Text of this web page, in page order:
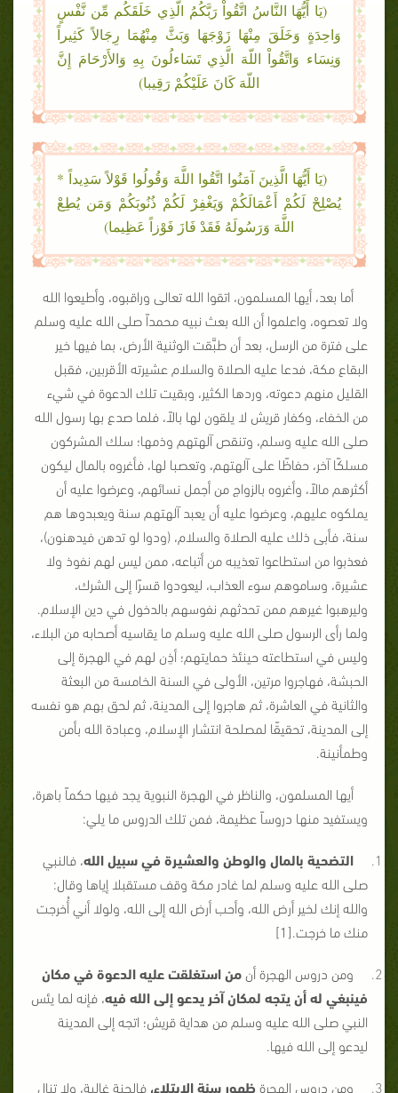
(يَا أَيُّهَا النَّاسُ اتَّقُواْ رَبَّكُمُ الَّذِي خَلَقَكُم مِّن نَّفْسٍ
وَاحِدَةٍ وَخَلَقَ مِنْهَا زَوْجَهَا وَبَثَّ مِنْهُمَا رِجَالاً كَثِيراً
وَنِسَاء وَاتَّقُواْ اللّهَ الَّذِي تَسَاءلُونَ بِهِ وَالأَرْحَامَ إِنَّ
اللّهَ كَانَ عَلَيْكُمْ رَقِيبا)
(يَا أَيُّهَا الَّذِينَ آمَنُوا اتَّقُوا اللَّهَ وَقُولُوا قَوْلاً سَدِيداً *
يُصْلِحْ لَكُمْ أَعْمَالَكُمْ وَيَغْفِرْ لَكُمْ ذُنُوبَكُمْ وَمَن يُطِعْ
اللَّهَ وَرَسُولَهُ فَقَدْ فَازَ فَوْزاً عَظِيما)
أما بعد، أيها المسلمون، اتقوا الله تعالى وراقبوه، وأطيعوا الله
ولا تعصوه، واعلموا أن الله بعث نبيه محمداً صلى الله عليه وسلم
على فترة من الرسل، بعد أن طبَّقت الوثنية الأرض، بما فيها خير
البقاع مكة، فدعا عليه الصلاة والسلام عشيرته الأقربين، فقبل
القليل منهم دعوته، وردها الكثير، وبقيت تلك الدعوة في شيء
من الخفاء، وكفار قريش لا يلقون لها بالاً، فلما صدع بها رسول الله
صلى الله عليه وسلم، وتنقص آلهتهم وذمها؛ سلك المشركون
مسلكًا آخر، حفاظًا على آلهتهم، وتعصبا لها، فأغروه بالمال ليكون
أكثرهم مالاً، وأغروه بالزواج من أجمل نسائهم، وعرضوا عليه أن
يملكوه عليهم، وعرضوا عليه أن يعبد آلهتهم سنة ويعبدوها هم
سنة، فأبى ذلك عليه الصلاة والسلام، (ودوا لو تدهن فيدهنون)،
فعذبوا من استطاعوا تعذيبه من أتباعه، ممن ليس لهم نفوذ ولا
عشيرة، وساموهم سوء العذاب، ليعودوا قسرًا إلى الشرك،
وليرهبوا غيرهم ممن تحدثهم نفوسهم بالدخول في دين الإسلام.
ولما رأى الرسول صلى الله عليه وسلم ما يقاسيه أصحابه من البلاء،
وليس في استطاعته حينئذ حمايتهم؛ أذِن لهم في الهجرة إلى
الحبشة، فهاجروا مرتين، الأولى في السنة الخامسة من البعثة
والثانية في العاشرة، ثم هاجروا إلى المدينة، ثم لحق بهم هو نفسه
إلى المدينة، تحقيقًا لمصلحة انتشار الإسلام، وعبادة الله بأمن
وطمأنينة.
أيها المسلمون، والناظر في الهجرة النبوية يجد فيها حكماً باهرة،
ويستفيد منها دروساً عظيمة، فمن تلك الدروس ما يلي:
التضحية بالمال والوطن والعشيرة في سبيل الله، فالنبي
صلى الله عليه وسلم لما غادر مكة وقف مستقبلا إياها وقال:
والله إنك لخير أرض الله، وأحب أرض الله إلى الله، ولولا أني أُخرجت
منك ما خرجت.[1]
ومن دروس الهجرة أن من استغلقت عليه الدعوة في مكان
فينبغي له أن يتجه لمكان آخر يدعو إلى الله فيه، فإنه لما يئس
النبي صلى الله عليه وسلم من هداية قريش؛ اتجه إلى المدينة
ليدعو إلى الله فيها.
ومن دروس الهجرة ظهور سنة الابتلاء، فالجنة غالية، ولا تنال